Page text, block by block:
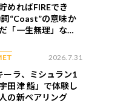
めればFIREでき
“Coast”の意味か
「一生無理」な切
2026.7.31
ーラ、ミシュラン1
田津 鮨」で体験し
の新ペアリング